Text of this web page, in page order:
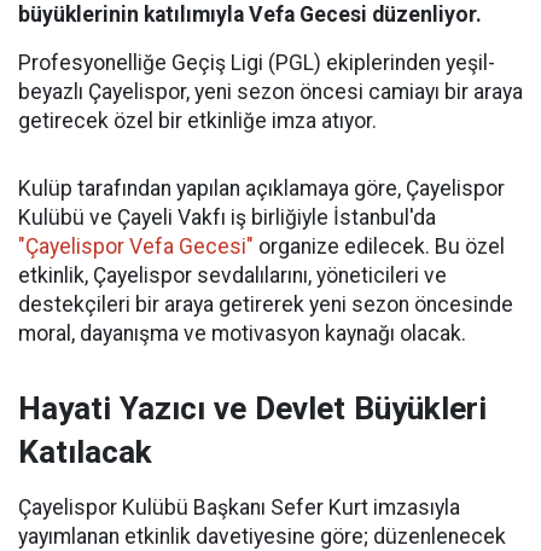
büyüklerinin katılımıyla Vefa Gecesi düzenliyor.
Profesyonelliğe Geçiş Ligi (PGL) ekiplerinden yeşil-
beyazlı Çayelispor, yeni sezon öncesi camiayı bir araya
getirecek özel bir etkinliğe imza atıyor.
Kulüp tarafından yapılan açıklamaya göre, Çayelispor
Kulübü ve Çayeli Vakfı iş birliğiyle İstanbul'da
"Çayelispor Vefa Gecesi" organize edilecek. Bu özel
etkinlik, Çayelispor sevdalılarını, yöneticileri ve
destekçileri bir araya getirerek yeni sezon öncesinde
moral, dayanışma ve motivasyon kaynağı olacak.
Hayati Yazıcı ve Devlet Büyükleri
Katılacak
Çayelispor Kulübü Başkanı Sefer Kurt imzasıyla
yayımlanan etkinlik davetiyesine göre; düzenlenecek